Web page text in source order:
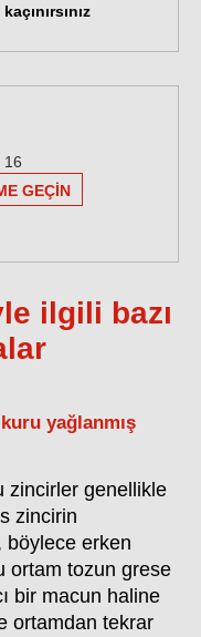
16
GEÇIN
ilgili bazı
yağlanmış
zincirler genellikle
zincirin
böylece erken
ortam tozun grese
bir macun haline
ortamdan tekrar